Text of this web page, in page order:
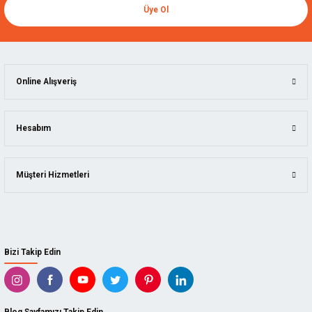
Üye Ol
Bizi Takip Edin
Online Alışveriş
Hesabım
Müşteri Hizmetleri